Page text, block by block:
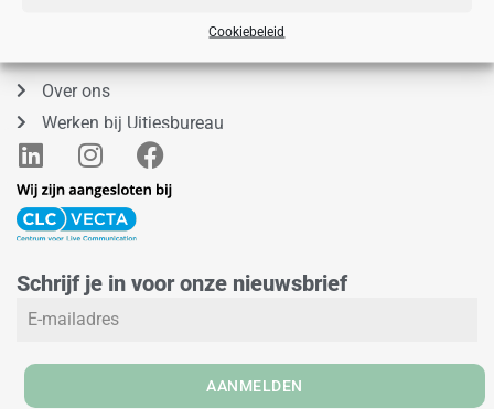
Cookiebeleid
Over ons
Werken bij Uitjesbureau
L
i
n
k
d
i
I
n
s
t
g
r
m
F
a
o
Schrijf je in voor onze nieuwsbrief
AANMELDEN